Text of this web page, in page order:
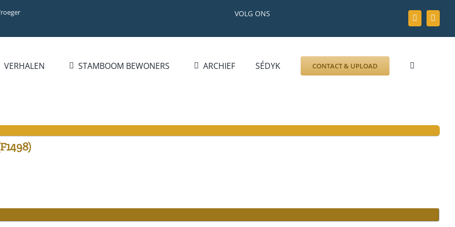
VOLG ONS
VERHALEN STAMBOOM BEWONERS ARCHIEF SÉDYK CONTACT & UPLOAD